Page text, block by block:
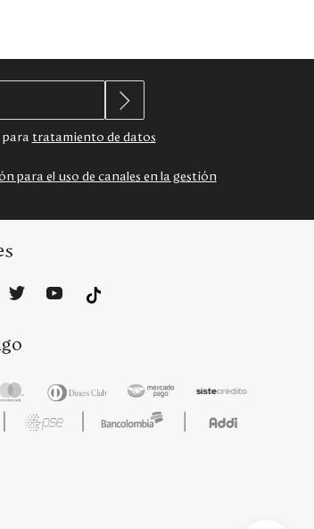
para tratamiento de datos
para el uso de canales en la gestión